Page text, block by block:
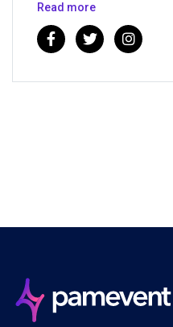
Bullet, un disc-jockey très
culturelles, les after hours,
Read more